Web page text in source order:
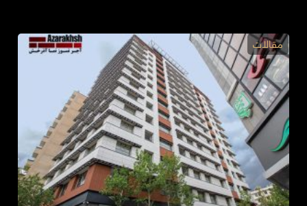
مقالات